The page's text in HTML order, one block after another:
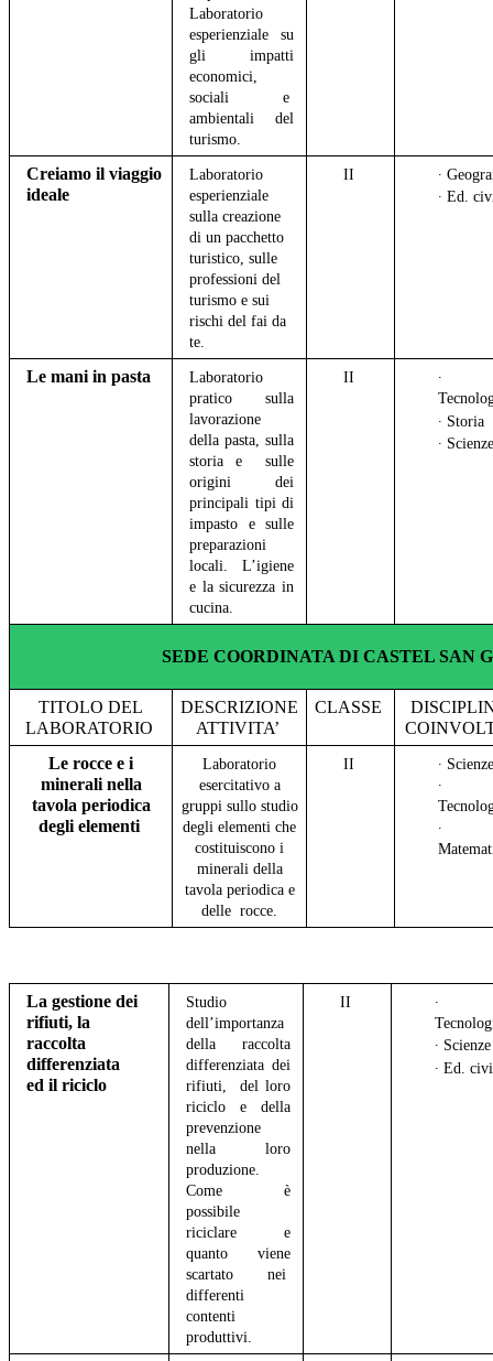
Laboratorio
esperienziale su
gli impatti
economici,
sociali e
ambientali del
turismo.
Creiamo il viaggio
ideale
Laboratorio
esperienziale
sulla creazione
di un pacchetto
turistico, sulle
professioni del
turismo e sui
rischi del fai da
te.
II
∙
∙ Ed.
Le mani in pasta
Laboratorio
pratico sulla
lavorazione
della pasta, sulla
storia e sulle
origini dei
principali tipi di
impasto e sulle
preparazioni
locali. L’igiene
e la sicurezza in
cucina.
II
∙
∙ Storia
∙
SEDE COORDINATA DI CASTEL SAN
TITOLO DEL
LABORATORIO
DESCRIZIONE
ATTIVITA’
CLASSE
Le rocce e i
minerali nella
tavola periodica
degli elementi
Laboratorio
esercitativo a
gruppi sullo studio
degli elementi che
costituiscono i
minerali della
tavola periodica e
delle rocce.
II
∙
∙
∙
La gestione dei
rifiuti, la
raccolta
differenziata
ed il riciclo
Studio
dell’importanza
della raccolta
differenziata dei
rifiuti, del loro
riciclo e della
prevenzione
nella loro
produzione.
Come è
possibile
riciclare e
quanto viene
scartato nei
differenti
contenti
produttivi.
II
∙
∙
∙ Ed.